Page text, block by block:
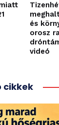
és
orosz
videó
cikkek